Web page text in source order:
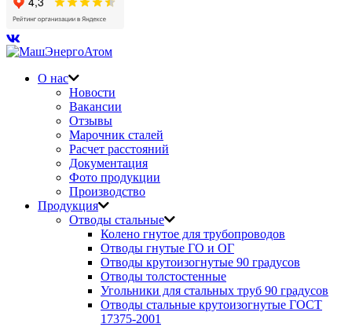
О нас
Новости
Вакансии
Отзывы
Марочник сталей
Расчет расстояний
Документация
Фото продукции
Производство
Продукция
Отводы стальные
Колено гнутое для трубопроводов
Отводы гнутые ГО и ОГ
Отводы крутоизогнутые 90 градусов
Отводы толстостенные
Угольники для стальных труб 90 градусов
Отводы стальные крутоизогнутые ГОСТ
17375-2001